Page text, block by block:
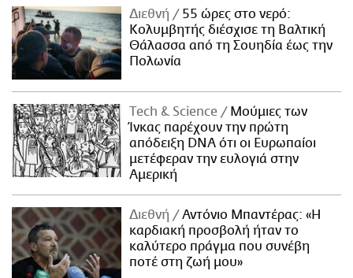
Διεθνή
55 ώρες στο νερό:
Κολυμβητής διέσχισε τη Βαλτική
Θάλασσα από τη Σουηδία έως την
Πολωνία
Τech & Science
Μούμιες των
Ίνκας παρέχουν την πρώτη
απόδειξη DNA ότι οι Ευρωπαίοι
μετέφεραν την ευλογιά στην
Αμερική
Διεθνή
Αντόνιο Μπαντέρας: «Η
καρδιακή προσβολή ήταν το
καλύτερο πράγμα που συνέβη
ποτέ στη ζωή μου»